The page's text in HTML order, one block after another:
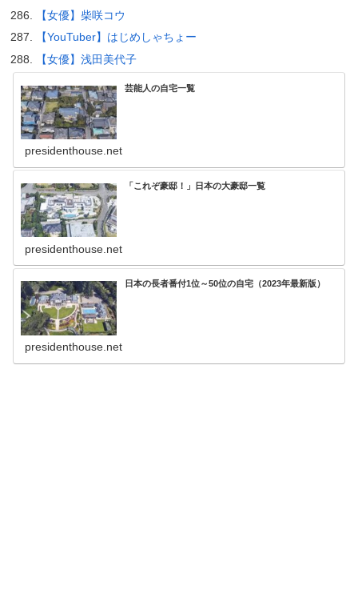
【女優】柴咲コウ
【YouTuber】はじめしゃちょー
【女優】浅田美代子
芸能人の自宅一覧
presidenthouse.net
「これぞ豪邸！」日本の大豪邸一覧
presidenthouse.net
日本の長者番付1位～50位の自宅（2023年最新版）
presidenthouse.net